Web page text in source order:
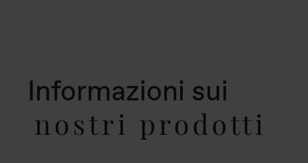
Informazioni sui
nostri prodotti